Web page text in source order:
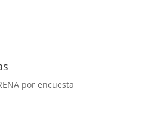
por encuesta